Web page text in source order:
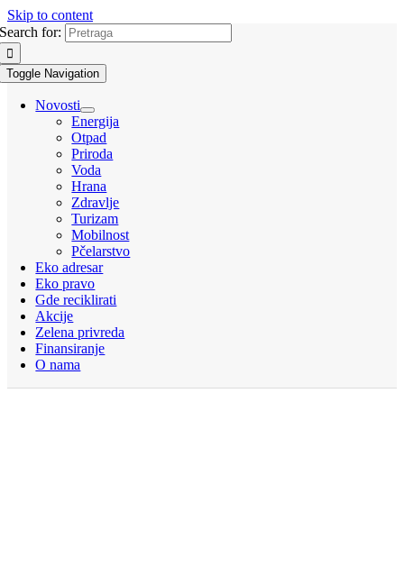
Skip to content
Search for:
Toggle Navigation
Novosti
Energija
Otpad
Priroda
Voda
Hrana
Zdravlje
Turizam
Mobilnost
Pčelarstvo
Eko adresar
Eko pravo
Gde reciklirati
Akcije
Zelena privreda
Finansiranje
O nama